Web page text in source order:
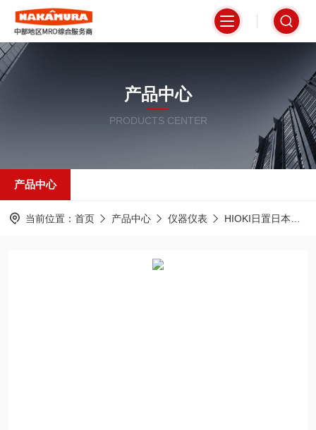
产品中心
PRODUCTS CENTER
产品中心
当前位置： 首页 产品中心 仪器仪表 HIOKI日置日本